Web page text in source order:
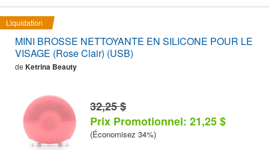
Liquidation
MINI BROSSE NETTOYANTE EN SILICONE POUR LE
VISAGE (Rose Clair) (USB)
de Ketrina Beauty
32,25 $
Prix Promotionnel: 21,25 $
(Économisez 34%)